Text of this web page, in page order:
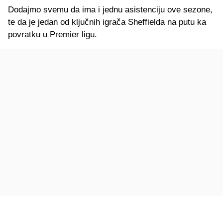
Dodajmo svemu da ima i jednu asistenciju ove sezone,
te da je jedan od ključnih igrača Sheffielda na putu ka
povratku u Premier ligu.